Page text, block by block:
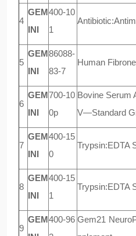
4
GEM
INI
400-10
1
5
GEM
INI
86088-
83-7
Human
6
GEM
INI
700-10
0p
Bovine Serum
V—Standard
7
GEM
INI
400-15
0
Trypsin:EDTA
8
GEM
INI
400-15
1
Trypsin:EDTA
9
GEM400-96 Gem21